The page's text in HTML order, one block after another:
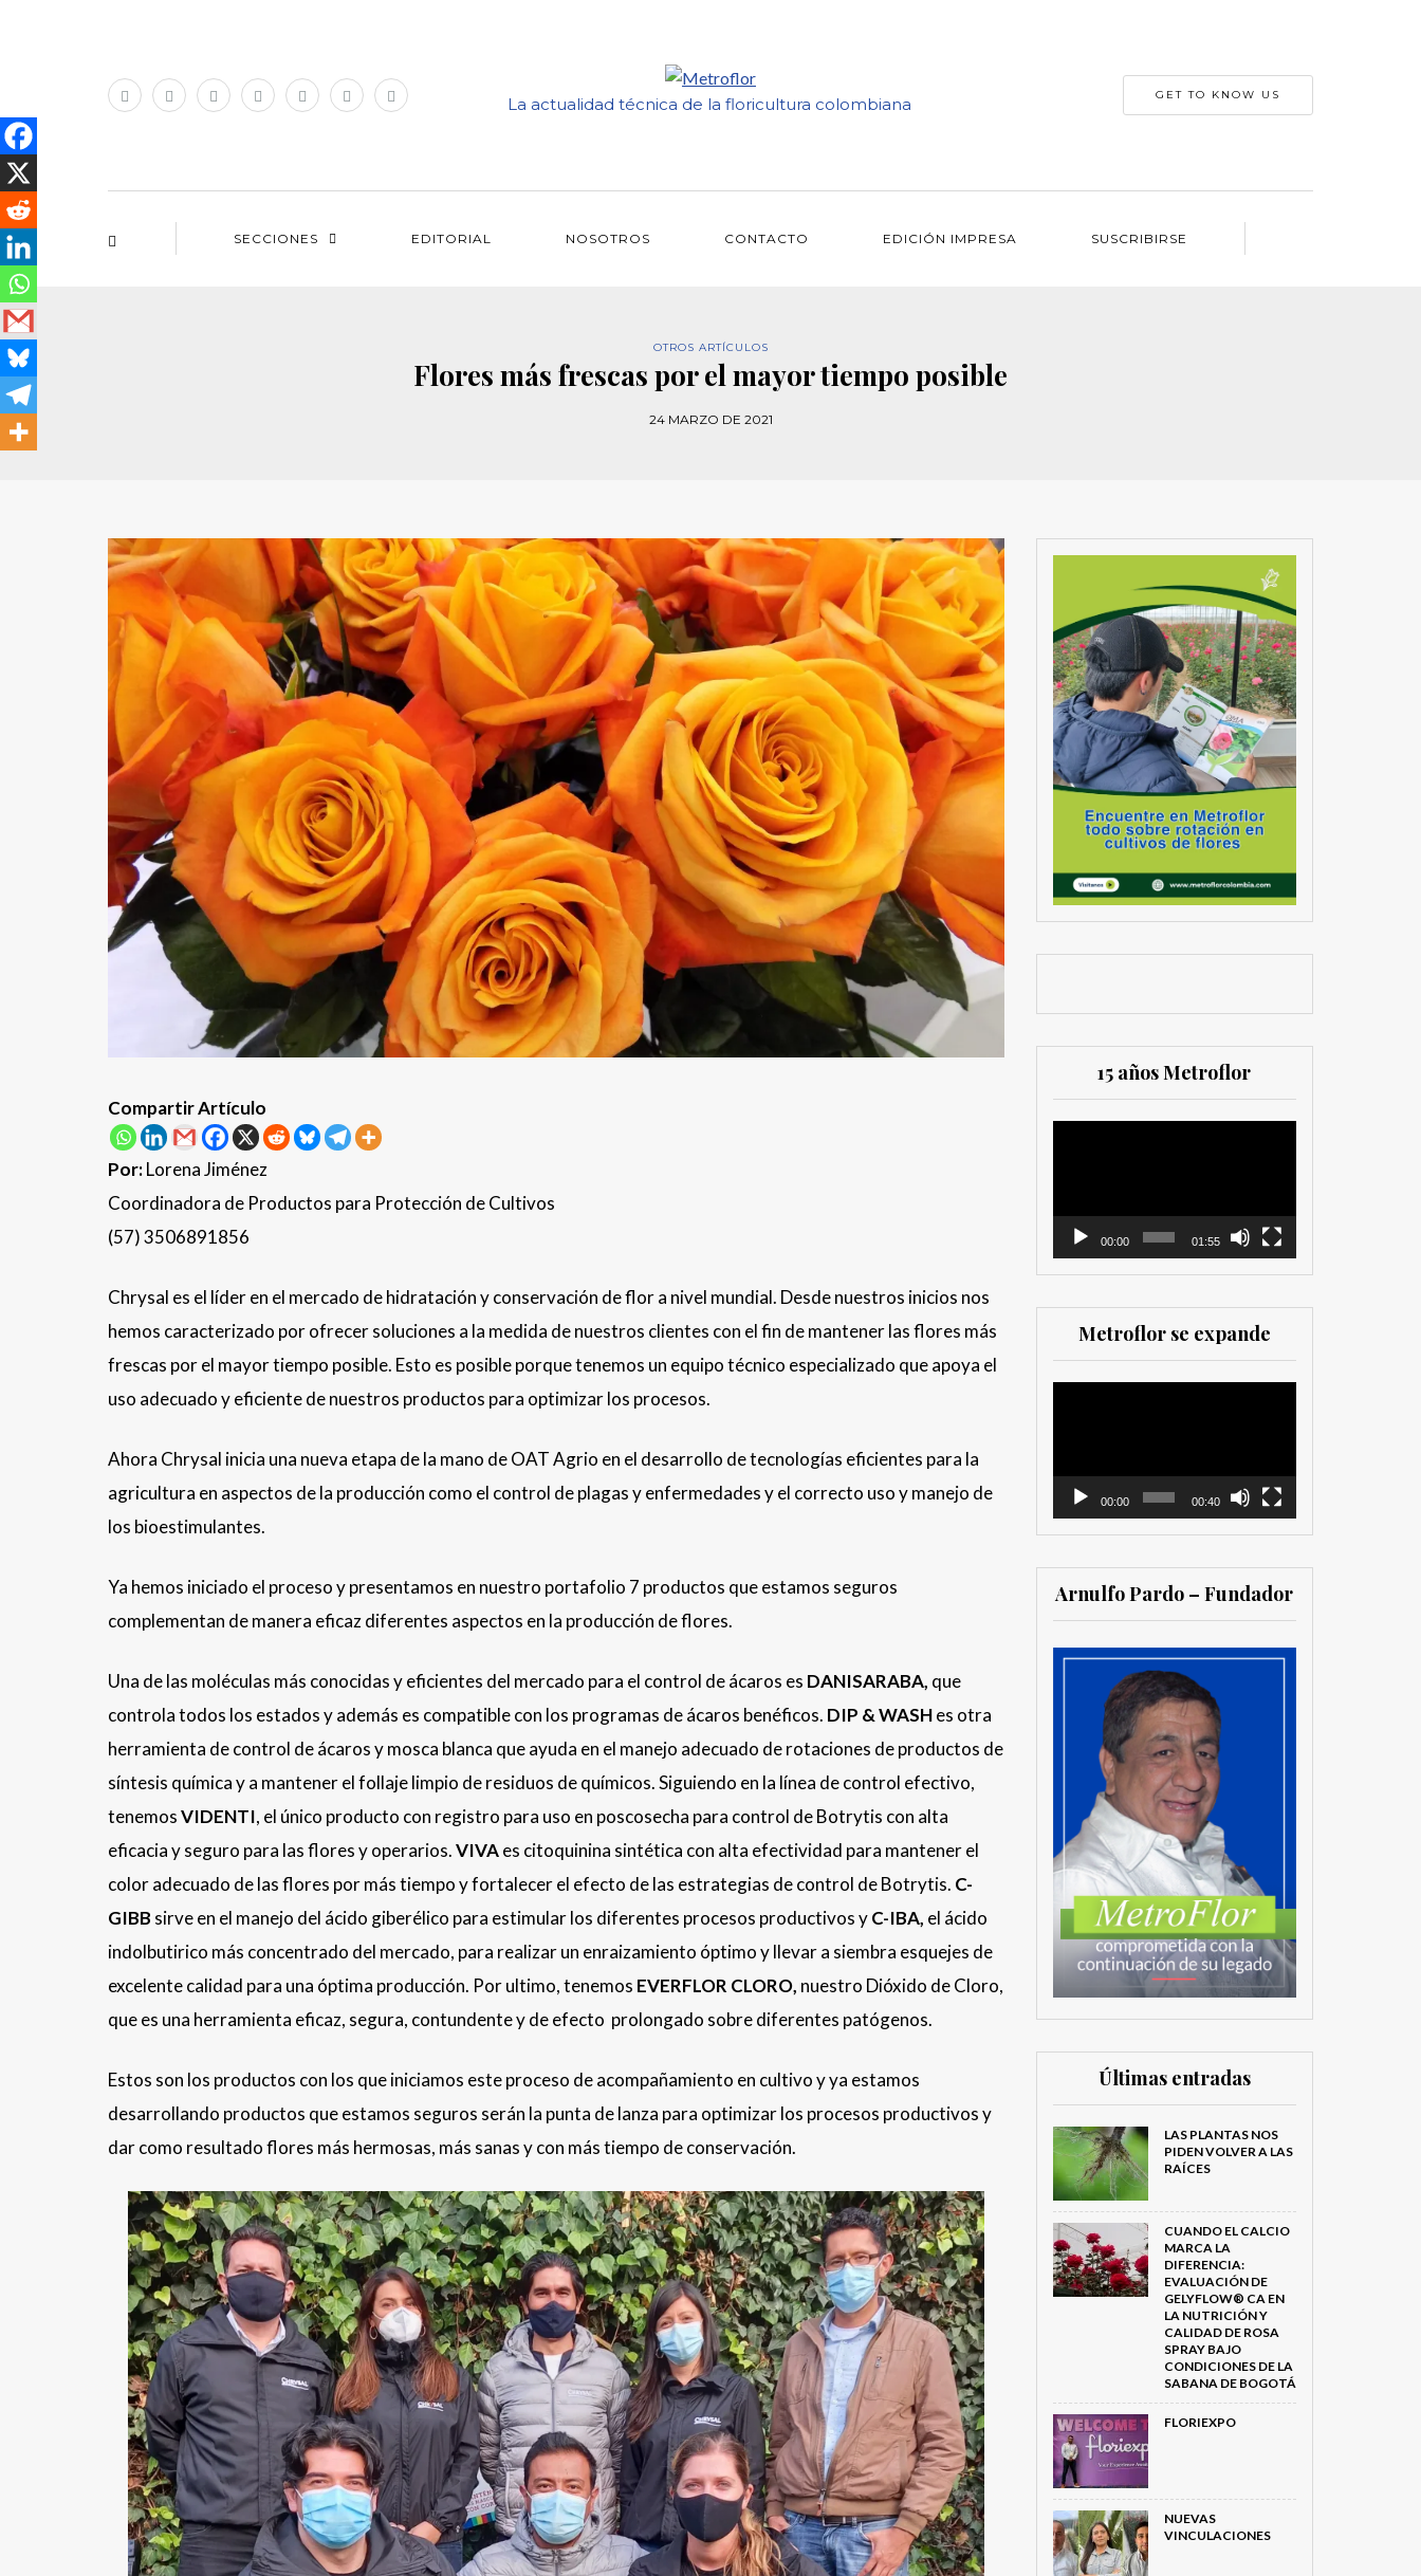
La actualidad técnica de la floricultura colombiana GET TO KNOW US
SECCIONES EDITORIAL NOSOTROS CONTACTO EDICIÓN IMPRESA SUSCRIBIRSE
OTROS ARTÍCULOS
Flores más frescas por el mayor tiempo posible
24 MARZO DE 2021
Compartir Artículo
Por:Lorena Jiménez
Coordinadora de Productos para Protección de Cultivos
(57) 3506891856
Chrysal es el líder en el mercado de hidratación y conservación de flor a nivel mundial. Desde nuestros inicios nos
hemos caracterizado por ofrecer soluciones a la medida de nuestros clientes con el fin de mantener las flores más
frescas por el mayor tiempo posible. Esto es posible porque tenemos un equipo técnico especializado que apoya el
uso adecuado y eficiente de nuestros productos para optimizar los procesos.
Ahora Chrysal inicia una nueva etapa de la mano de OAT Agrio en el desarrollo de tecnologías eficientes para la
agricultura en aspectos de la producción como el control de plagas y enfermedades y el correcto uso y manejo de
los bioestimulantes.
Ya hemos iniciado el proceso y presentamos en nuestro portafolio 7 productos que estamos seguros
complementan de manera eficaz diferentes aspectos en la producción de flores.
Una de las moléculas más conocidas y eficientes del mercado para el control de ácaros es DANISARABA, que
controla todos los estados y además es compatible con los programas de ácaros benéficos. DIP & WASHes otra
herramienta de control de ácaros y mosca blanca que ayuda en el manejo adecuado de rotaciones de productos de
síntesis química y a mantener el follaje limpio de residuos de químicos. Siguiendo en la línea de control efectivo,
tenemosVIDENTI, el único producto con registro para uso en poscosecha para control de Botrytis con alta
eficacia y seguro para las flores y operarios.VIVAes citoquinina sintética con alta efectividad para mantener el
color adecuado de las flores por más tiempo y fortalecer el efecto de las estrategias de control de Botrytis. C-
GIBB sirve en el manejo del ácido giberélico para estimular los diferentes procesos productivos yC-IBA, el ácido
indolbutirico más concentrado del mercado, para realizar un enraizamiento óptimo y llevar a siembra esquejes de
excelente calidad para una óptima producción. Por ultimo, tenemos EVERFLOR CLORO, nuestro Dióxido de Cloro,
que es una herramienta eficaz, segura, contundente y de efecto prolongado sobre diferentes patógenos.
Estos son los productos con los que iniciamos este proceso de acompañamiento en cultivo y ya estamos
desarrollando productos que estamos seguros serán la punta de lanza para optimizar los procesos productivos y
dar como resultado flores más hermosas, más sanas y con más tiempo de conservación.
15 años Metroflor
00:00 01:55
Metroflor se expande
00:00 00:40
Arnulfo Pardo – Fundador
Últimas entradas
LAS PLANTAS NOS
PIDEN VOLVER A LAS
RAÍCES
CUANDO EL CALCIO
MARCA LA
DIFERENCIA:
EVALUACIÓN DE
GELYFLOW® CA EN
LA NUTRICIÓN Y
CALIDAD DE ROSA
SPRAY BAJO
CONDICIONES DE LA
SABANA DE BOGOTÁ
FLORIEXPO
NUEVAS
VINCULACIONES